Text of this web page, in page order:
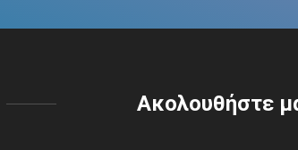
Ακολουθήστε